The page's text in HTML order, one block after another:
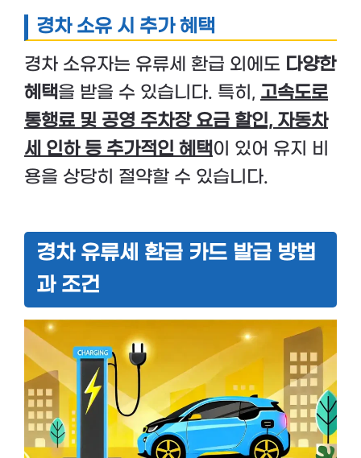
경차 소유 시 추가 혜택
경차 소유자는 유류세 환급 외에도 다양한
혜택을 받을 수 있습니다. 특히, 고속도로
통행료 및 공영 주차장 요금 할인, 자동차
세 인하 등 추가적인 혜택이 있어 유지 비
용을 상당히 절약할 수 있습니다.
경차 유류세 환급 카드 발급 방법
과 조건